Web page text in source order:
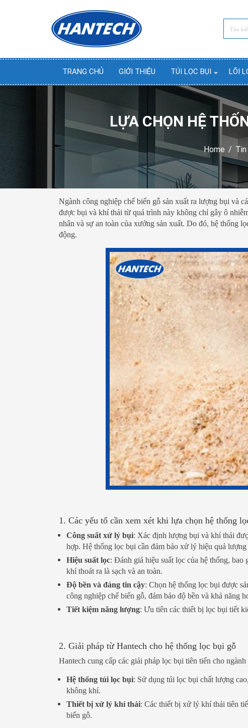
TRANG CHỦ GIỚI THIỆU TÚI LỌC BỤI LÕI
LỰA CHỌN HỆ
Home /
Ngành công nghiệp chế biến gỗ sản xuất ra lượng bụi và
được bụi và khí thải từ quá trình này không chỉ gây ô
nhân và sự an toàn của xưởng sản xuất. Do đó, hệ thống
động.
1. Các yếu tố cần xem xét khi lựa chọn hệ thống
Công suất xử lý bụi: Xác định lượng bụi và khí thải
hợp. Hệ thống lọc bụi cần đảm bảo xử lý hiệu quả
Hiệu suất lọc: Đánh giá hiệu suất lọc của hệ thống,
khí thoát ra là sạch và an toàn.
Độ bền và đáng tin cậy: Chọn hệ thống lọc bụi được
công nghiệp chế biến gỗ, đảm bảo độ bền và khả năng
Tiết kiệm năng lượng: Ưu tiên các thiết bị lọc bụi tiết
2. Giải pháp từ Hantech cho hệ thống lọc bụi gỗ
Hantech cung cấp các giải pháp lọc bụi tiên tiến cho
Hệ thống túi lọc bụi: Sử dụng túi lọc bụi chất lượng
không khí.
Thiết bị xử lý khí thải: Các thiết bị xử lý khí thải tiên
biến gỗ.